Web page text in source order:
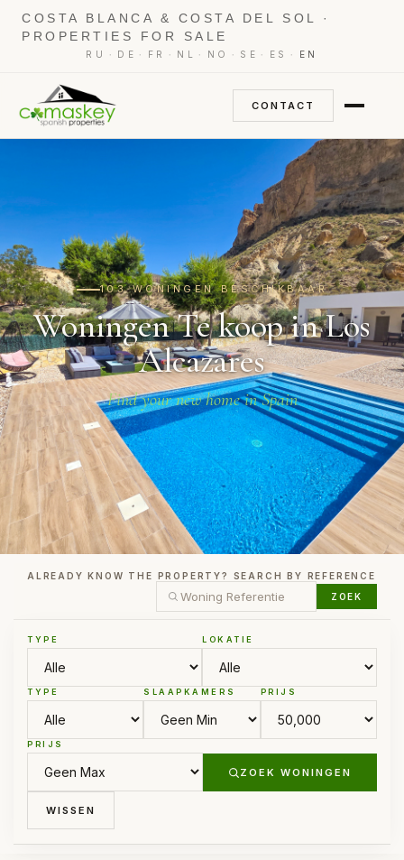
COSTA BLANCA & COSTA DEL SOL ·
PROPERTIES FOR SALE
RU · DE · FR · NL · NO · SE · ES · EN
CONTACT
103 WONINGEN BESCHIKBAAR
Woningen Te koop in Los
Alcazares
Find your new home in Spain
ALREADY KNOW THE PROPERTY? SEARCH BY REFERENCE
ZOEK
TYPE LOKATIE
TYPE SLAAPKAMERS PRIJS
PRIJS
ZOEK WONINGEN
WISSEN